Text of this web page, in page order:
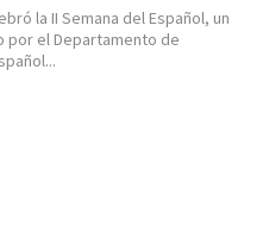
la II Semana del Español, un
por el Departamento de